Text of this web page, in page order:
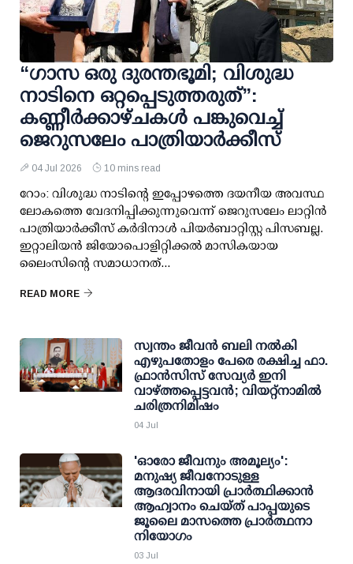
“ഗാസ ഒരു ദുരന്തഭൂമി; വിശുദ്ധ
നാടിനെ ഒറ്റപ്പെടുത്തരുത്”:
കണ്ണീർക്കാഴ്ചകൾ പങ്കുവെച്ച്
ജെറുസലേം പാത്രിയാർക്കീസ്
04 Jul 2026 10 mins read
റോം: വിശുദ്ധ നാടിന്റെ ഇപ്പോഴത്തെ ദയനീയ അവസ്ഥ
ലോകത്തെ വേദനിപ്പിക്കുന്നുവെന്ന് ജെറുസലേം ലാറ്റിൻ
പാത്രിയാർക്കീസ് കർദിനാൾ പിയർബാറ്റിസ്റ്റ പിസബല്ല.
ഇറ്റാലിയൻ ജിയോപൊളിറ്റിക്കൽ മാസികയായ
ലൈംസിന്റെ സമാധാനത്...
READ MORE
സ്വന്തം ജീവൻ ബലി നൽകി
എഴുപതോളം പേരെ രക്ഷിച്ച ഫാ.
ഫ്രാൻസിസ് സേവ്യർ ഇനി
വാഴ്ത്തപ്പെട്ടവൻ; വിയറ്റ്‌നാമിൽ
ചരിത്രനിമിഷം
04 Jul
'ഓരോ ജീവനും അമൂല്യം':
മനുഷ്യ ജീവനോടുള്ള
ആദരവിനായി പ്രാർത്ഥിക്കാൻ
ആഹ്വാനം ചെയ്ത് പാപ്പയുടെ
ജൂലൈ മാസത്തെ പ്രാർത്ഥനാ
നിയോ​ഗം
03 Jul